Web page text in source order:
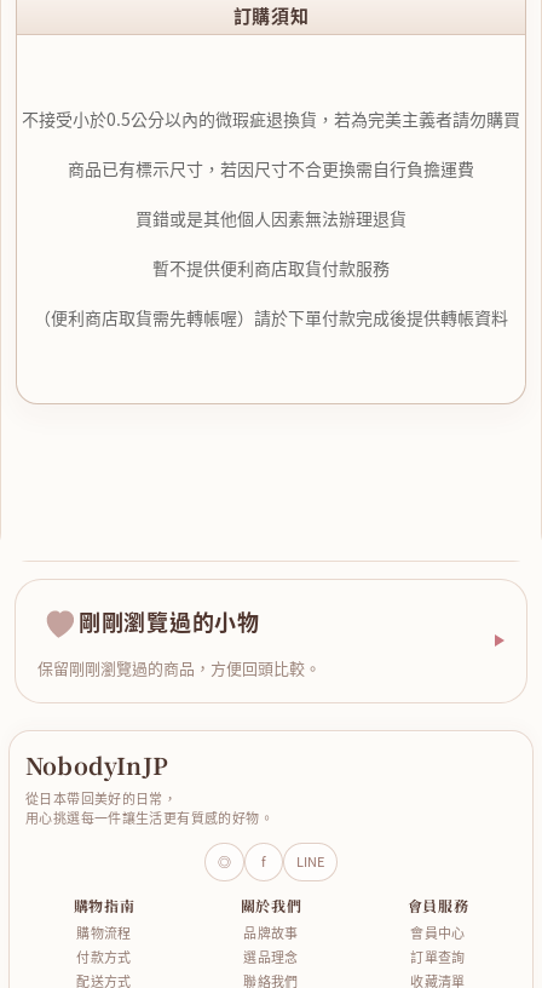
訂購須知
不接受小於0.5公分以內的微瑕疵退換貨，若為完美主義者請勿購買
商品已有標示尺寸，若因尺寸不合更換需自行負擔運費
買錯或是其他個人因素無法辦理退貨
暫不提供便利商店取貨付款服務
（便利商店取貨需先轉帳喔）請於下單付款完成後提供轉帳資料
剛剛瀏覽過的小物
保留剛剛瀏覽過的商品，方便回頭比較。
NobodyInJP
從日本帶回美好的日常，
用心挑選每一件讓生活更有質感的好物。
◎ f LINE
購物指南
購物流程
付款方式
配送方式
關於我們
品牌故事
選品理念
聯絡我們
會員服務
會員中心
訂單查詢
收藏清單